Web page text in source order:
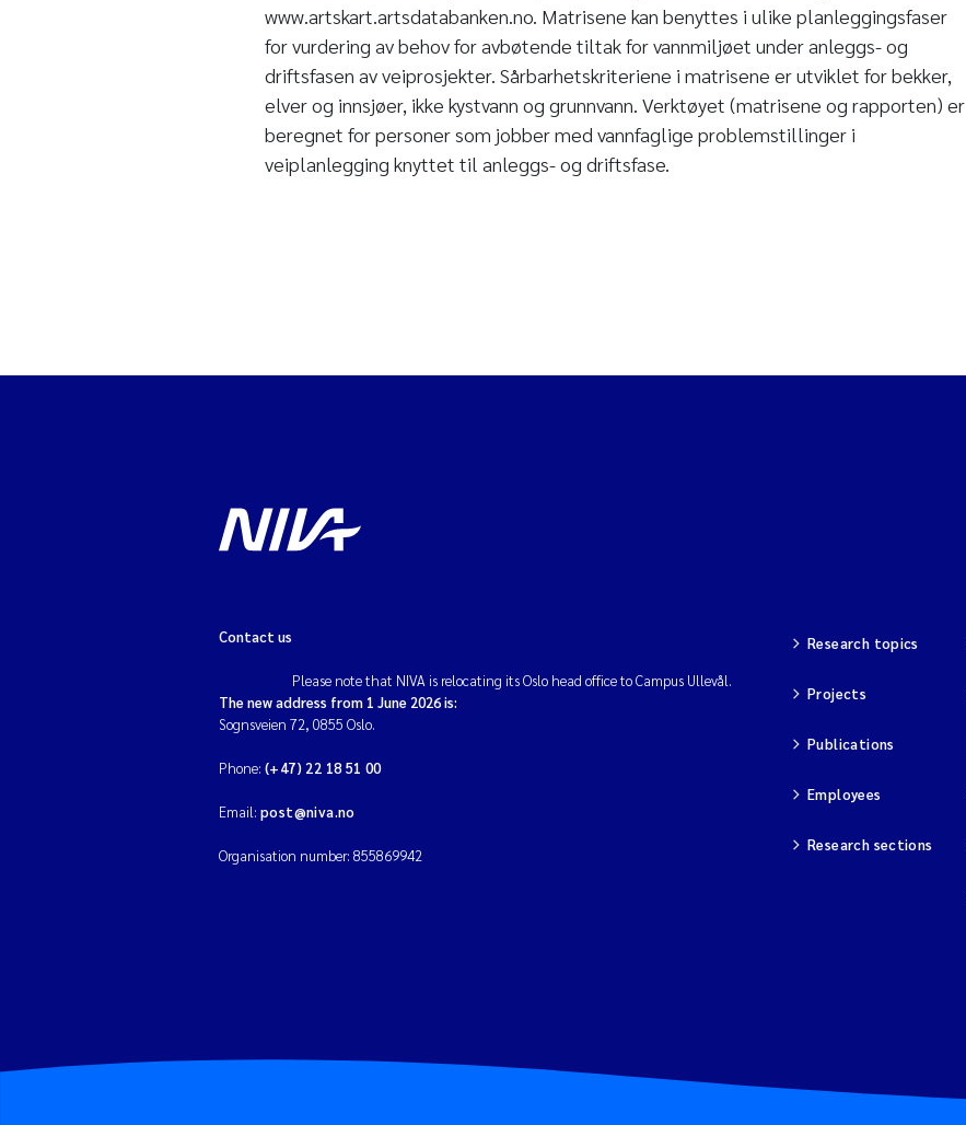
www.artskart.artsdatabanken.no. Matrisene kan benyttes i ulike planleggingsfaser
for vurdering av behov for avbøtende tiltak for vannmiljøet under anleggs- og
driftsfasen av veiprosjekter. Sårbarhetskriteriene i matrisene er utviklet for bekker,
elver og innsjøer, ikke kystvann og grunnvann. Verktøyet (matrisene og rapporten) er
beregnet for personer som jobber med vannfaglige problemstillinger i
veiplanlegging knyttet til anleggs- og driftsfase.
Contact us
Please note that NIVA is relocating its Oslo head office to Campus Ullevål.
The new address from 1 June 2026 is:
Sognsveien 72, 0855 Oslo.
Phone: (+47) 22 18 51 00
Email: post@niva.no
Organisation number: 855869942
Research topics
Projects
Publications
Employees
Research sections